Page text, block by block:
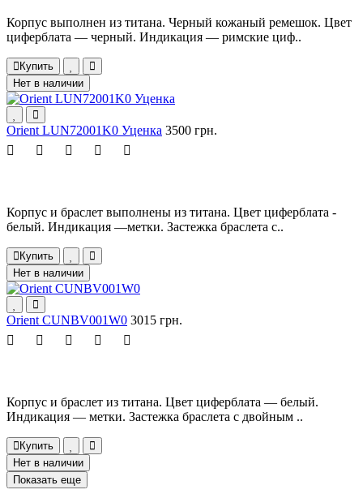
Корпус выполнен из титана. Черный кожаный ремешок. Цвет
циферблата — черный. Индикация — римские циф..
Купить
Нет в наличии
Orient LUN72001K0 Уценка 3500 грн.
Корпус и браслет выполнены из титана. Цвет циферблата -
белый. Индикация —метки. Застежка браслета с..
Купить
Нет в наличии
Orient CUNBV001W0 3015 грн.
Корпус и браслет из титана. Цвет циферблата — белый.
Индикация — метки. Застежка браслета с двойным ..
Купить
Нет в наличии
Показать еще